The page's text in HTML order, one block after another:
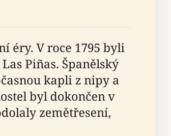
éry. V roce 1795 byli
Piñas. Španělský
kapli z nipy a
byl dokončen v
zemětřesení,